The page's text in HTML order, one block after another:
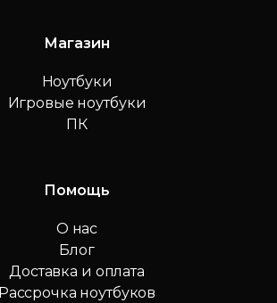
Магазин
Ноутбуки
Игровые ноутбуки
ПК
Помощь
О нас
Блог
Доставка и оплата
Рассрочка ноутбуков